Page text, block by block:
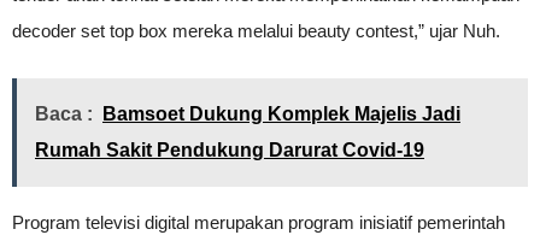
decoder set top box mereka melalui beauty contest,” ujar Nuh.
Baca :
Bamsoet Dukung Komplek Majelis Jadi
Rumah Sakit Pendukung Darurat Covid-19
Program televisi digital merupakan program inisiatif pemerintah